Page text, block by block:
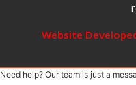
Website
Need help? Our team is just a